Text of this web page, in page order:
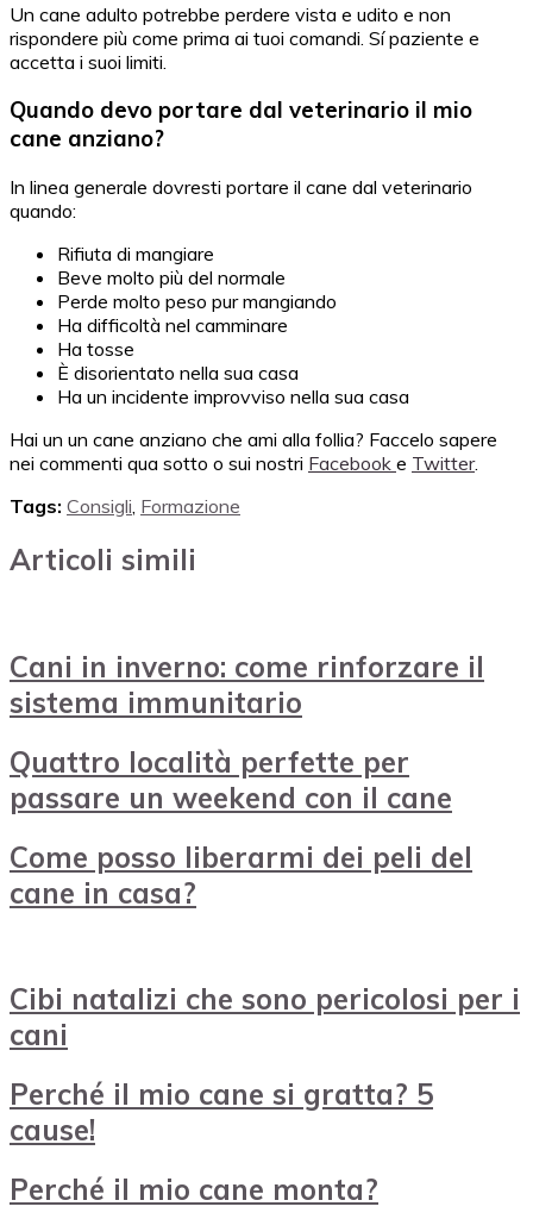
Un cane adulto potrebbe perdere vista e udito e non
rispondere più come prima ai tuoi comandi. Sí paziente e
accetta i suoi limiti.
Quando devo portare dal veterinario il mio
cane anziano?
In linea generale dovresti portare il cane dal veterinario
quando:
Rifiuta di mangiare
Beve molto più del normale
Perde molto peso pur mangiando
Ha difficoltà nel camminare
Ha tosse
È disorientato nella sua casa
Ha un incidente improvviso nella sua casa
Hai un un cane anziano che ami alla follia? Faccelo sapere
nei commenti qua sotto o sui nostri Facebook e Twitter.
Tags: Consigli, Formazione
Articoli simili
Cani in inverno: come rinforzare il
sistema immunitario
Quattro località perfette per
passare un weekend con il cane
Come posso liberarmi dei peli del
cane in casa?
Cibi natalizi che sono pericolosi per i
cani
Perché il mio cane si gratta? 5
cause!
Perché il mio cane monta?